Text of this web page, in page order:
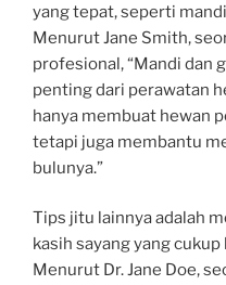
yang tepat, seperti
Menurut Jane Smith,
profesional, “Mandi dan
penting dari perawatan
hanya membuat hewan
tetapi juga membantu
bulunya.”
Tips jitu lainnya adalah
kasih sayang yang
Menurut Dr. Jane Doe,